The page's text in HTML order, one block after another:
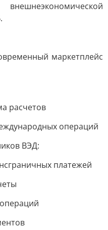
маркетплейс
расчетов
операций
ВЭД:
платежей